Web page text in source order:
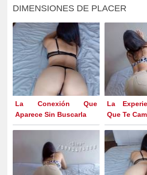
DIMENSIONES DE PLACER
La Conexión Que
Aparece Sin Buscarla
La
Que Te